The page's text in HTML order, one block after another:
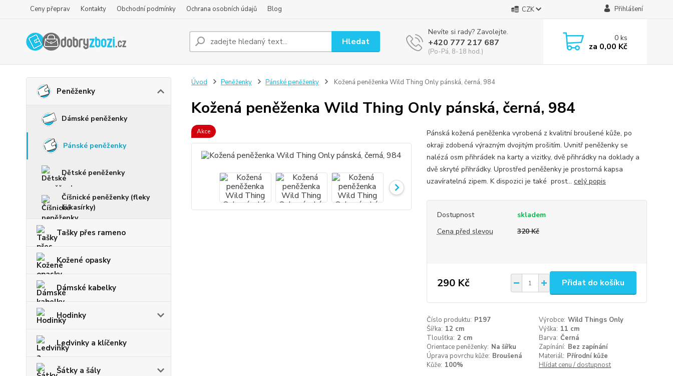
Ceny přeprav Kontakty Obchodní podmínky Ochrana osobních údajů Blog CZK Přihlášení
Hledat
Nevíte si rady? Zavolejte.
+420 777 217 687
(Po-Pá, 8-18 hod.)
0ks
za 0,00 Kč
Peněženky
Dámské peněženky
Pánské peněženky
Dětské peněženky
Číšnické peněženky (fleky
či kasírky)
Tašky přes rameno
Kožené opasky
Dámské kabelky
Hodinky
Ledvinky a klíčenky
Šátky a šály
Úvod Peněženky Pánské peněženky Kožená peněženka Wild Thing Only pánská, černá, 984
Kožená peněženka Wild Thing Only pánská, černá, 984
Akce
Pánská kožená peněženka vyrobená z kvalitní broušené kůže, po
okraji zdobená výrazným dvojitým prošitím. Uvnitř peněženky se
nalézá osm přihrádek na karty a vizitky, dvě přihrádky na doklady a
dvě skryté přihrádky. Uprostřed peněženky je prostorná kapsa
uzavíratelná zipem. K dispozici je také prost... celý popis
Dostupnost
skladem
Cena před slevou
320 Kč
290 Kč Přidat do košíku
Číslo produktu: P197 Výrobce: Wild Things Only
Šířka: 12 cm Výška: 11 cm
Tloušťka: 2 cm Barva: Černá
Orientace peněženky: Na šířku Zapínání: Bez zapínání
Úprava povrchu kůže: Broušená Materiál: Přírodní kůže
Kůže: 100% Hlídat cenu / dostupnost